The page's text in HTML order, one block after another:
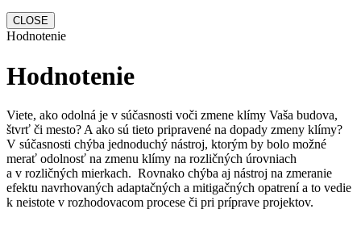
CLOSE
Hodnotenie
Hodnotenie
Viete, ako odolná je v súčasnosti voči zmene klímy Vaša budova,
štvrť či mesto? A ako sú tieto pripravené na dopady zmeny klímy?
V súčasnosti chýba jednoduchý nástroj, ktorým by bolo možné
merať odolnosť na zmenu klímy na rozličných úrovniach
a v rozličných mierkach. Rovnako chýba aj nástroj na zmeranie
efektu navrhovaných adaptačných a mitigačných opatrení a to vedie
k neistote v rozhodovacom procese či pri príprave projektov.